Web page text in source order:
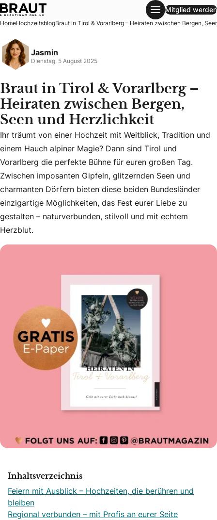
Braut in Tirol & Vorarlberg – Heiraten zwischen Bergen,
Mitglied werden
HomeHochzeitsblogBraut in Tirol & Vorarlberg – Heiraten zwischen Bergen,
Jasmin
Dienstag, 5 August 2025
Braut in Tirol & Vorarlberg –
Heiraten zwischen Bergen,
Seen und Herzlichkeit
Ihr träumt von einer Hochzeit mit Weitblick, Tradition und
Ihr träumt von einer Hochzeit mit Weitblick, Tradition und
einem Hauch alpiner Magie? Dann sind Tirol und
Vorarlberg die perfekte Bühne für euren großen Tag.
Zwischen imposanten Gipfeln, glitzernden Seen und
charmanten Dörfern bieten diese beiden Bundesländer
einzigartige Möglichkeiten, das Fest eurer Liebe zu
gestalten – naturverbunden, stilvoll und mit echtem
Herzblut.
Inhaltsverzeichnis
Feiern mit Ausblick – Hochzeiten, die berühren und
bleiben
Regional verbunden – mit Profis an eurer Seite